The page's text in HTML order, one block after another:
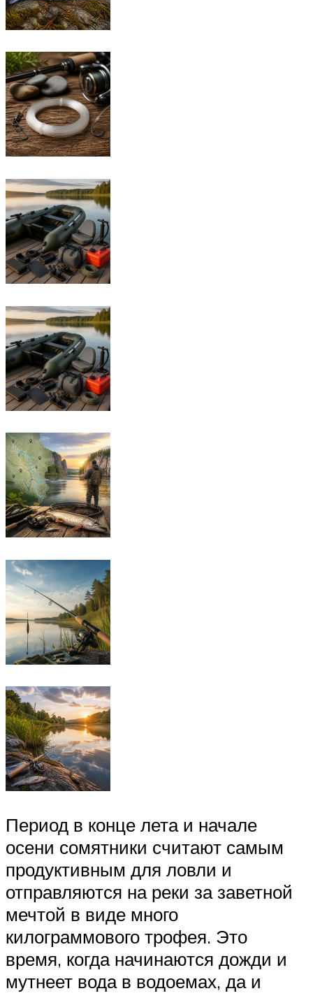
Период в конце лета и начале
осени сомятники считают самым
продуктивным для ловли и
отправляются на реки за заветной
мечтой в виде много
килограммового трофея. Это
время, когда начинаются дожди и
мутнеет вода в водоемах, да и